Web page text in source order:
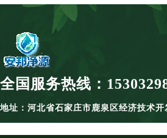
全国服务热线：
地址：河北省石家庄市鹿泉区经济技术开